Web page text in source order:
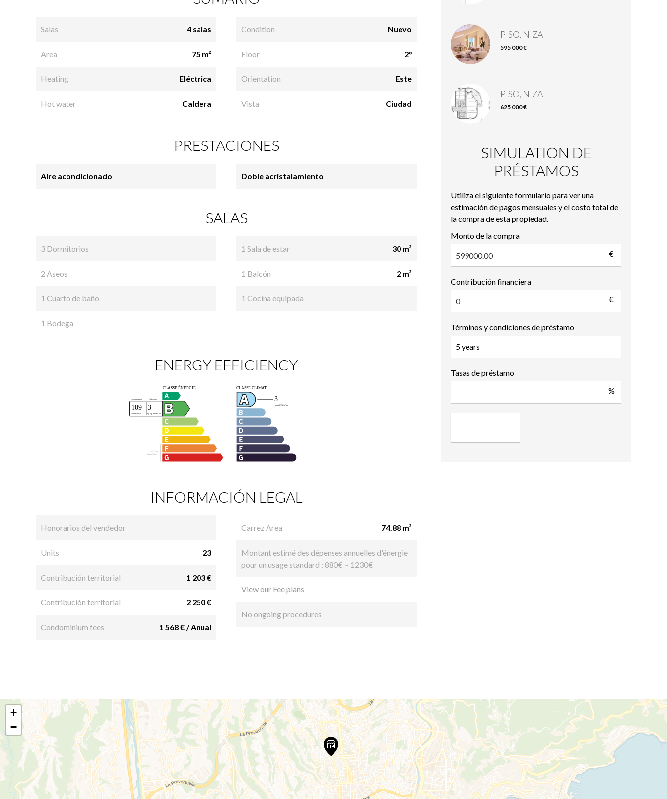
Salas 4 salas
Area 75 m²
Heating Eléctrica
Hot water Caldera
Condition Nuevo
Floor 2°
Orientation Este
Vista Ciudad
PRESTACIONES
Aire acondicionado Doble acristalamiento
SALAS
3 Dormitorios
2 Aseos
1 Cuarto de baño
1 Bodega
1 Sala de estar 30 m²
1 Balcón 2 m²
1 Cocina equipada
ENERGY EFFICIENCY
INFORMACIÓN LEGAL
Honorarios del vendedor
Units 23
Contribución territorial 1 203 €
Contribución territorial 2 250 €
Condominium fees 1 568 € / Anual
Carrez Area 74.88 m²
Montant estimé des dépenses annuelles d'énergie
pour un usage standard : 880€ ~ 1230€
View our Fee plans
No ongoing procedures
PISO, NIZA
595 000 €
PISO, NIZA
625 000 €
SIMULATION DE
PRÉSTAMOS
Utiliza el siguiente formulario para ver una
estimación de pagos mensuales y el costo total de
la compra de esta propiedad.
Monto de la compra
€
Contribución financiera
€
Términos y condiciones de préstamo
Tasas de préstamo
%
+
−